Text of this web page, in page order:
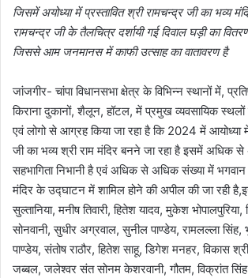
जिसमें अयोध्या में प्रस्तावित श्री रामचन्द्र जी का भव्य
रामचन्द्र जी के तैलचित्र दर्शायी गई दिवाल घड़ी का
जिससे आम जनमानस में काफी उत्साह का वातावरण है
जांजगीर- चांपा विधानसभा क्षेत्र के विभिन्न स्थानों में,
किराना दुकानों, शैलून, हॉटल, में प्रमुख व्यवसायिक स्थलों
एवं लोगो से आग्रह किया जा रहा है कि 2024 में आयोध्या
जी का भव्य श्री राम मंदिर बनने जा रहा है इसमें अधिक से
सहभागिता निभानी है एवं अधिक से अधिक संख्या में
मंदिर के उद्घाटन में शामिल होने की अपील की जा रही
सुल्तानिया, मनीष तिवारी, हितेश यादव, मुकेश
सोनवानी, सुधीर अग्रवाल, सुनील पाण्डेय, रामलल्ला सिंह,
पाण्डेय, संतोष राठौर, हितेश साहू, डिगेश मनहर, विकास
जब्बल, जलेश्वर संत सोनम केशरवानी, गौतम, विक्रांत सिंह,